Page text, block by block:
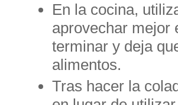
En la cocina,
aprovechar mejor
terminar y deja
alimentos.
Tras hacer la